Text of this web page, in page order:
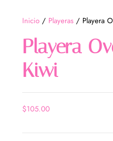
Inicio / Playeras / Playera
Playera
Kiwi
$105.00